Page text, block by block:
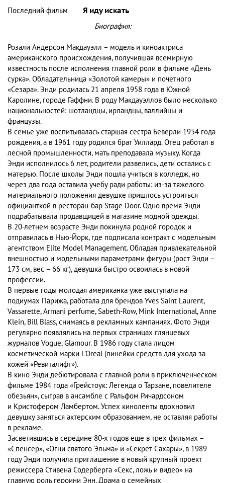
Последний фильм
Я иду искать
Биография:
Розали Андерсон Макдауэлл – модель и киноактриса
американского происхождения, получившая всемирную
известность после исполнения главной роли в фильме «День
сурка». Обладательница «Золотой камеры» и почетного
«Сезара». Энди родилась 21 апреля 1958 года в Южной
Каролине, городе Гаффни. В роду Макдауэллов было несколько
национальностей: шотландцы, ирландцы, валлийцы и
французы.
В семье уже воспитывалась старшая сестра Беверли 1954 года
рождения, а в 1961 году родился брат Уиллард. Отец работал в
лесной промышленности, мать преподавала музыку. Когда
Энди исполнилось 6 лет, родители развелись, дети остались с
матерью. После школы Энди пошла учиться в колледж, но
через два года оставила учебу ради работы: из-за тяжелого
материального положения девушке пришлось устроиться
официанткой в ресторан-бар Stage Door. Одно время Энди
подрабатывала продавщицей в магазине модной одежды.
В 20-летнем возрасте Энди покинула родной городок и
отправилась в Нью-Йорк, где подписала контракт с модельным
агентством Elite Model Management. Обладая привлекательной
внешностью и модельными параметрами фигуры (рост Энди –
173 см, вес – 66 кг), девушка быстро освоилась в новой
профессии.
В первые годы молодая американка уже выступала на
подиумах Парижа, работала для брендов Yves Saint Laurent,
Vassarette, Armani perfume, Sabeth-Row, Mink International, Anne
Klein, Bill Blass, снимаясь в рекламных кампаниях. Фото Энди
регулярно появлялись на первых страницах глянцевых
журналов Vogue, Glamour. В 1986 году стала лицом
косметической марки L'Oreal (линейки средств для ухода за
кожей «Ревиталифт»).
В кино Энди дебютировала с главной роли в приключенческом
фильме 1984 года «Грейстоук: Легенда о Тарзане, повелителе
обезьян», сыграв в ансамбле с Ральфом Ричардсоном
и Кристофером Ламбертом. Успех киноленты вдохновил
девушку заняться актерским образованием, не оставляя работы
в рекламе.
Засветившись в середине 80-х годов еще в трех фильмах –
«Спенсер», «Огни святого Эльма» и «Секрет Сахары», в 1989
году Энди получила приглашение в новый крупный проект
режиссера Стивена Содерберга «Секс, ложь и видео» на
главную роль героини Энн. Драма о семейных